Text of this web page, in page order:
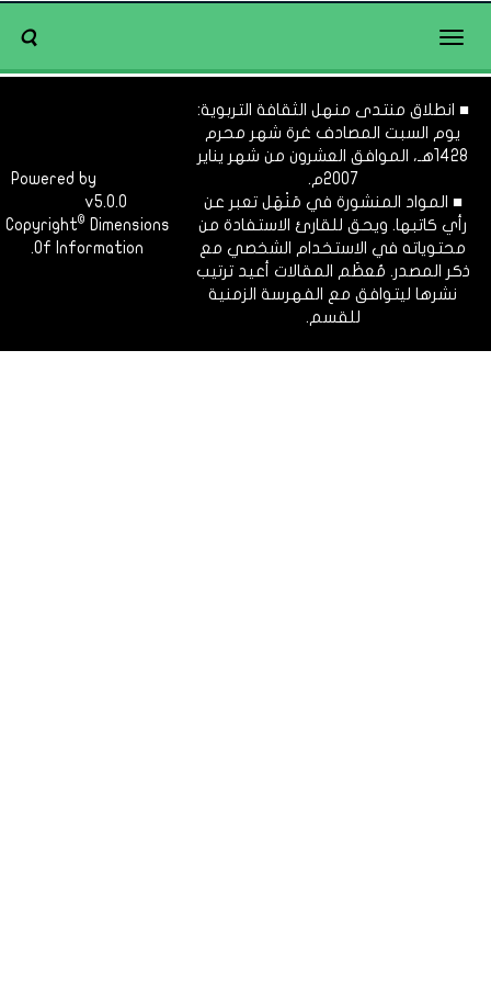
Toggle
■ انطلاق منتدى منهل الثقافة التربوية:
يوم السبت المصادف غرة شهر محرم
1428هـ، الموافق العشرون من شهر يناير
2007م.
■ المواد المنشورة في مَنْهَل تعبر عن
رأي كاتبها. ويحق للقارئ الاستفادة من
محتوياته في الاستخدام الشخصي مع
ذكر المصدر. مُعظَم المقالات أعيد ترتيب
نشرها ليتوافق مع الفهرسة الزمنية
للقسم.
Powered by
v5.0.0
Copyright©
Dimensions
Of Information.